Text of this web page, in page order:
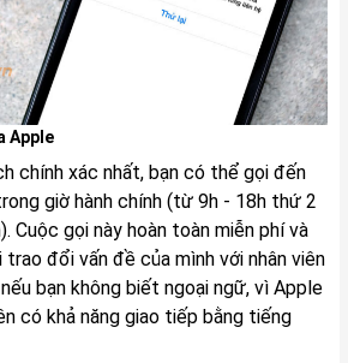
Apple
chính xác nhất, bạn có thể gọi đến
giờ hành chính (từ 9h - 18h thứ 2
Cuộc gọi này hoàn toàn miễn phí và
đổi vấn đề của mình với nhân viên
bạn không biết ngoại ngữ, vì Apple
có khả năng giao tiếp bằng tiếng